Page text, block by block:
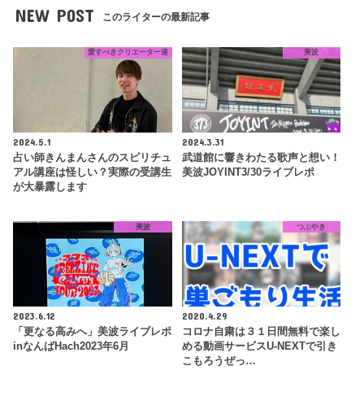
NEW POST このライターの最新記事
愛すべきクリエーター達
2024.5.1
占い師きんまんさんのスピリチュ
アル講座は怪しい？実際の受講生
が大暴露します
美波
2024.3.31
武道館に響きわたる歌声と想い！
美波JOYINT3/30ライブレポ
美波
2023.6.12
「更なる高みへ」美波ライブレポ
inなんばHach2023年6月
つぶやき
2020.4.29
コロナ自粛は３１日間無料で楽し
める動画サービスU-NEXTで引き
こもろうぜっ…